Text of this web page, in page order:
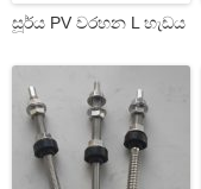
සූර්ය PV වරහන L හැඩය